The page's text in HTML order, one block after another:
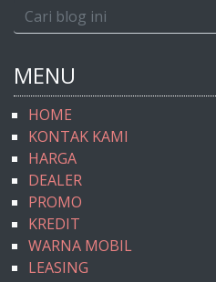
MENU
HOME
KONTAK KAMI
HARGA
DEALER
PROMO
KREDIT
WARNA MOBIL
LEASING